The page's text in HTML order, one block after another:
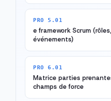
PRO 5.01
e framework Scrum
événements)
PRO 6.01
Matrice parties
champs de force